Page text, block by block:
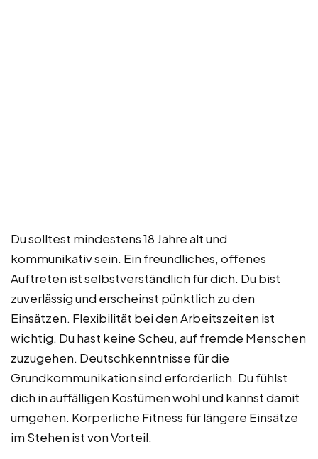
Du solltest mindestens 18 Jahre alt und
kommunikativ sein. Ein freundliches, offenes
Auftreten ist selbstverständlich für dich. Du bist
zuverlässig und erscheinst pünktlich zu den
Einsätzen. Flexibilität bei den Arbeitszeiten ist
wichtig. Du hast keine Scheu, auf fremde Menschen
zuzugehen. Deutschkenntnisse für die
Grundkommunikation sind erforderlich. Du fühlst
dich in auffälligen Kostümen wohl und kannst damit
umgehen. Körperliche Fitness für längere Einsätze
im Stehen ist von Vorteil.